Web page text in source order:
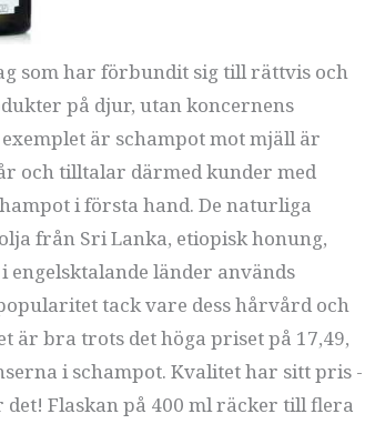
som har förbundit sig till rättvis och
på djur, utan koncernens
är schampot mot mjäll är
och tilltalar därmed kunder med
i första hand. De naturliga
från Sri Lanka, etiopisk honung,
länder används
tack vare dess hårvård och
är bra trots det höga priset på 17,49,
i schampot. Kvalitet har sitt pris -
Flaskan på 400 ml räcker till flera